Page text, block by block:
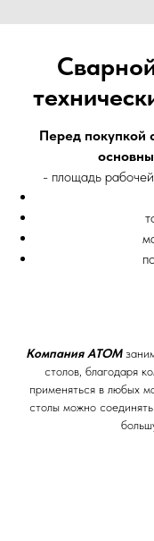
Перед покупкой
- площадь
Компания АТОМ
столов, благодаря
применяться в любых
столы можно